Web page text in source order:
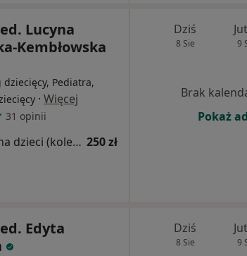
Lucyna
Kembłowska
dziecięcy, Pediatra,
· Więcej
31 opinii
Konsultacja hematologiczna dzieci (kolejna wizyta) 250 zł
Dziś
8 Sie 9
Brak
Pokaż
Edyta
Dziś
8 Sie 9